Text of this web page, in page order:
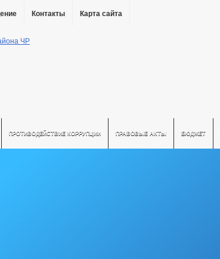
Контакты Карта сайта
ПРОТИВОДЕЙСТВИЕ КОРРУПЦИИ ПРАВОВЫЕ АКТЫ БЮДЖЕТ